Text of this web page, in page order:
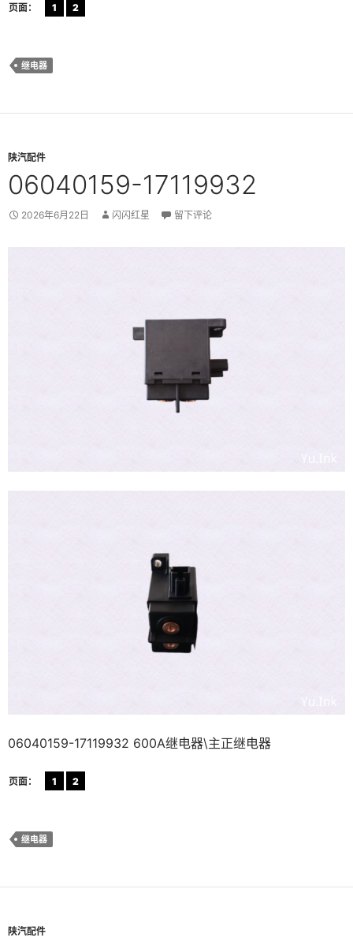
页面： 1 2
继电器
陕汽配件
06040159-17119932
2026年6月22日 闪闪红星 留下评论
06040159-17119932 600A继电器\主正继电器
页面： 1 2
继电器
陕汽配件